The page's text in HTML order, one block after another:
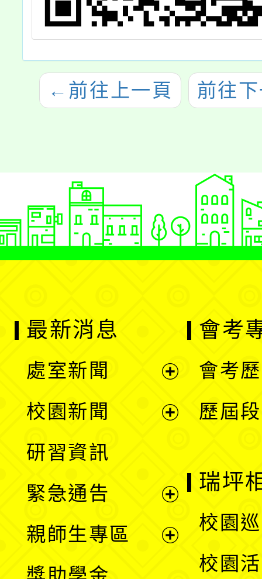
← 前往上一頁 前往
最新消息
處室新聞
單
校園新聞
選
單
研習資訊
緊急通告
親師生專區
會考
會考
歷屆
瑞坪
校園
校園